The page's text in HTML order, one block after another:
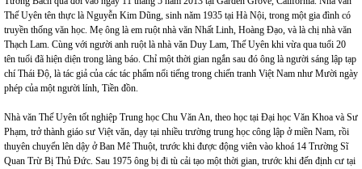
Thế Uyên tên thực là Nguyễn Kim Dũng, sinh năm 1935 tại Hà Nội, trong một gia đình có
truyền thống văn học. Mẹ ông là em ruột nhà văn Nhất Linh, Hoàng Đạo, và là chị nhà văn
Thạch Lam. Cùng với người anh ruột là nhà văn Duy Lam, Thế Uyên khi vừa qua tuổi 20
tên tuổi đã hiện diện trong làng báo. Chỉ một thời gian ngắn sau đó ông là người sáng lập tạp
chí Thái Độ, là tác giả của các tác phẩm nổi tiếng trong chiến tranh Việt Nam như Mười ngày
phép của một người lính, Tiền đồn.
Nhà văn Thế Uyên tốt nghiệp Trung học Chu Văn An, theo học tại Đại học Văn Khoa và Sư
Phạm, trở thành giáo sư Việt văn, dạy tại nhiều trường trung học công lập ở miền Nam, rồi
thuyên chuyển lên dậy ở Ban Mê Thuột, trước khi được động viên vào khoá 14 Trường Sĩ
Quan Trừ Bị Thủ Đức. Sau 1975 ông bị đi tù cải tạo một thời gian, trước khi đến định cư tại